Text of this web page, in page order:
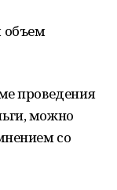
объем
проведения
можно
со